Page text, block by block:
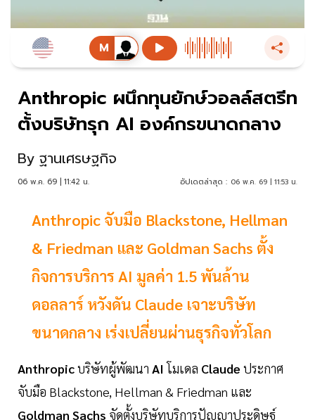
Anthropic ผนึกทุนยักษ์วอลล์สตรีท
ตั้งบริษัทรุก AI องค์กรขนาดกลาง
By ฐานเศรษฐกิจ
06 พ.ค. 69 | 11:42 น. อัปเดตล่าสุด : 06 พ.ค. 69 | 11:53 น.
Anthropic จับมือ Blackstone, Hellman
& Friedman และ Goldman Sachs ตั้ง
กิจการบริการ AI มูลค่า 1.5 พันล้าน
ดอลลาร์ หวังดัน Claude เจาะบริษัท
ขนาดกลาง เร่งเปลี่ยนผ่านธุรกิจทั่วโลก
Anthropicบริษัทผู้พัฒนา AI โมเดล Claude ประกาศ
จับมือ Blackstone, Hellman & Friedman และ
Goldman Sachs จัดตั้งบริษัทบริการปัญญาประดิษฐ์